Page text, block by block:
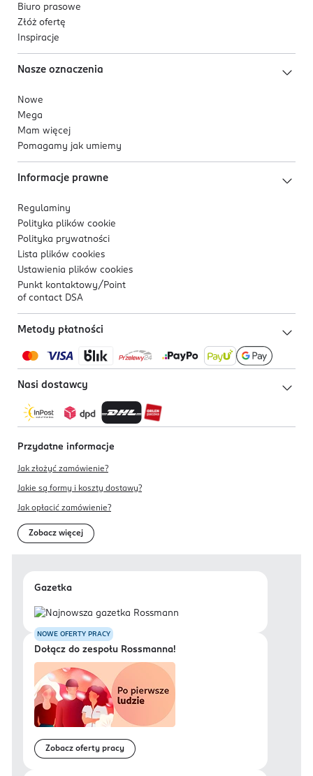
Biuro prasowe
Złóż ofertę
Inspiracje
Nasze oznaczenia
Nowe
Mega
Mam więcej
Pomagamy jak umiemy
Informacje prawne
Regulaminy
Polityka plików cookie
Polityka prywatności
Lista plików cookies
Ustawienia plików cookies
Punkt kontaktowy/ Point
of contact DSA
Metody płatności
Nasi dostawcy
Przydatne informacje
Jak złożyć zamówienie?
Jakie są formy i koszty dostawy?
Jak opłacić zamówienie?
Zobacz więcej
Gazetka
NOWE OFERTY PRACY
Dołącz do zespołu Rossmanna!
Zobacz oferty pracy